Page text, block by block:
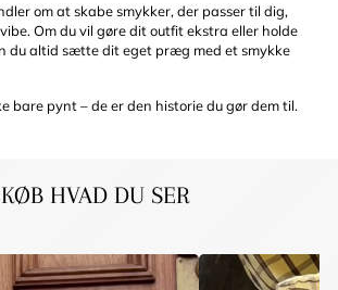
om at skabe smykker, der passer til dig,
Om du vil gøre dit outfit ekstra eller holde
du altid sætte dit eget præg med et smykke
bare pynt – de er den historie du gør dem til.
KØB HVAD DU SER